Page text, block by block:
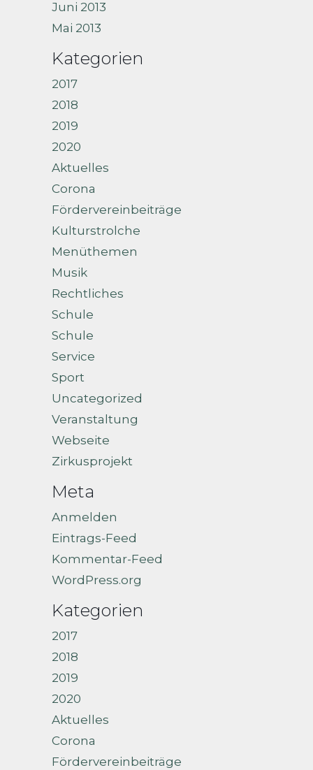
Juni 2013
Mai 2013
Kategorien
2017
2018
2019
2020
Aktuelles
Corona
Fördervereinbeiträge
Kulturstrolche
Menüthemen
Musik
Rechtliches
Schule
Schule
Service
Sport
Uncategorized
Veranstaltung
Webseite
Zirkusprojekt
Meta
Anmelden
Eintrags-Feed
Kommentar-Feed
WordPress.org
Kategorien
2017
2018
2019
2020
Aktuelles
Corona
Fördervereinbeiträge